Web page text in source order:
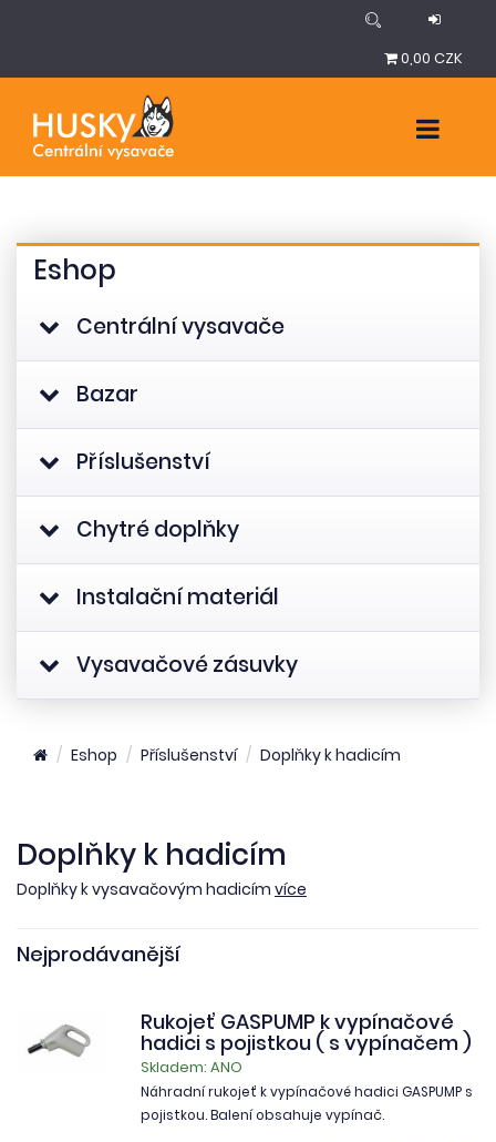
0,00 CZK
Eshop
Centrální vysavače
Bazar
Příslušenství
Chytré doplňky
Instalační materiál
Vysavačové zásuvky
Eshop Příslušenství Doplňky k hadicím
Doplňky k hadicím
Doplňky k vysavačovým hadicím více
Nejprodávanější
Rukojeť GASPUMP k vypínačové
hadici s pojistkou ( s vypínačem )
Skladem: ANO
Náhradní rukojeť k vypínačové hadici GASPUMP s
pojistkou. Balení obsahuje vypínač.